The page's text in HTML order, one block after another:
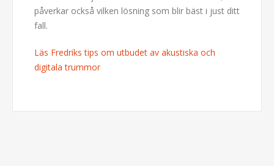
påverkar också vilken lösning som blir bäst i just ditt
fall.
Läs Fredriks tips om utbudet av akustiska och
digitala trummor